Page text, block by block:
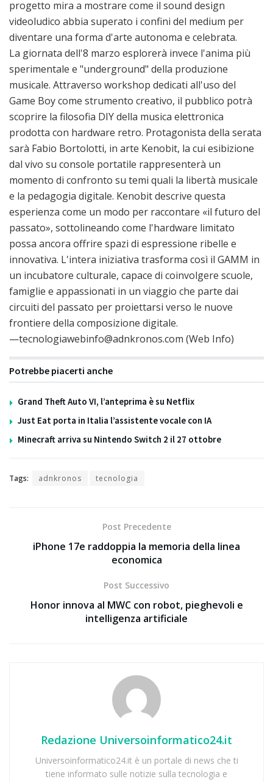
progetto mira a mostrare come il sound design
videoludico abbia superato i confini del medium per
diventare una forma d'arte autonoma e celebrata.
La giornata dell'8 marzo esplorerà invece l'anima più
sperimentale e "underground" della produzione
musicale. Attraverso workshop dedicati all'uso del
Game Boy come strumento creativo, il pubblico potrà
scoprire la filosofia DIY della musica elettronica
prodotta con hardware retro. Protagonista della serata
sarà Fabio Bortolotti, in arte Kenobit, la cui esibizione
dal vivo su console portatile rappresenterà un
momento di confronto su temi quali la libertà musicale
e la pedagogia digitale. Kenobit descrive questa
esperienza come un modo per raccontare «il futuro del
passato», sottolineando come l'hardware limitato
possa ancora offrire spazi di espressione ribelle e
innovativa. L'intera iniziativa trasforma così il GAMM in
un incubatore culturale, capace di coinvolgere scuole,
famiglie e appassionati in un viaggio che parte dai
circuiti del passato per proiettarsi verso le nuove
frontiere della composizione digitale.
—tecnologiawebinfo@adnkronos.com (Web Info)
Potrebbe piacerti anche
Grand Theft Auto VI, l’anteprima è su Netflix
Just Eat porta in Italia l’assistente vocale con IA
Minecraft arriva su Nintendo Switch 2 il 27 ottobre
Tags: adnkronos tecnologia
Post Precedente
iPhone 17e raddoppia la memoria della linea
economica
Post Successivo
Honor innova al MWC con robot, pieghevoli e
intelligenza artificiale
Redazione Universoinformatico24.it
Universoinformatico24.it è un portale di news che ti
tiene informato sulle notizie sulla tecnologia e